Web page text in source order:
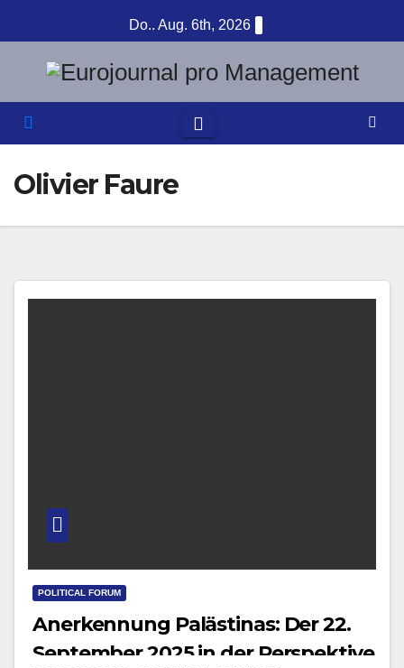
Inhalt
springen
Do.. Aug. 6th, 2026
Olivier Faure
POLITICAL FORUM
Anerkennung Palästinas: Der 22.
September 2025 in der Perspektive